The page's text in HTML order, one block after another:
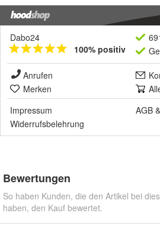
Dabo24
100% positiv
Anrufen
Merken
Impressum
AGB &
Widerrufsbelehrung
Bewertungen
So haben Kunden, die den Artikel bei
haben, den Kauf bewertet.